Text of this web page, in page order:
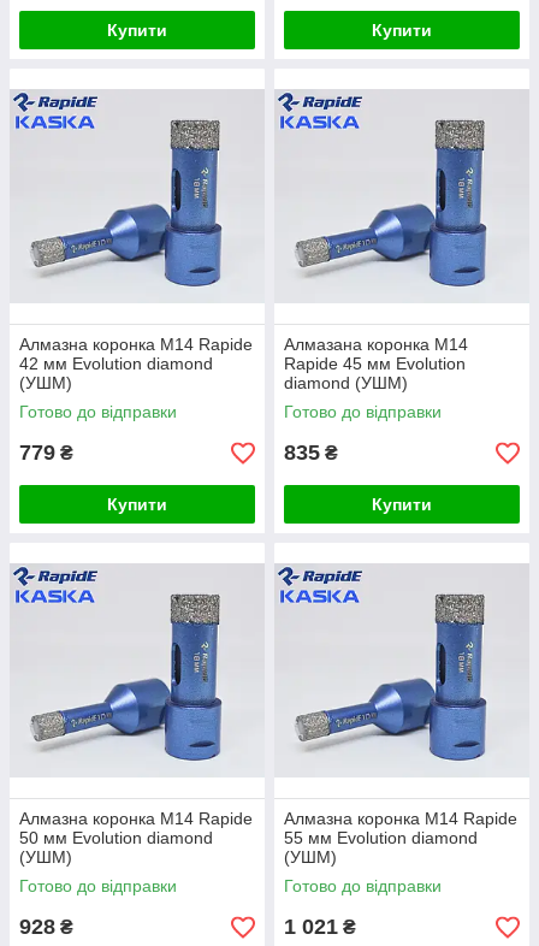
Купити Купити
Алмазна коронка М14 Rapide
42 мм Evolution diamond
(УШМ)
Готово до відправки
779 ₴
Купити
Алмазана коронка М14
Rapide 45 мм Evolution
diamond (УШМ)
Готово до відправки
835 ₴
Купити
Алмазна коронка М14 Rapide
50 мм Evolution diamond
(УШМ)
Готово до відправки
928 ₴
Алмазна коронка М14 Rapide
55 мм Evolution diamond
(УШМ)
Готово до відправки
1 021 ₴